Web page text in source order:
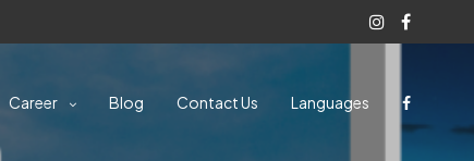
Career Blog Contact Us Languages